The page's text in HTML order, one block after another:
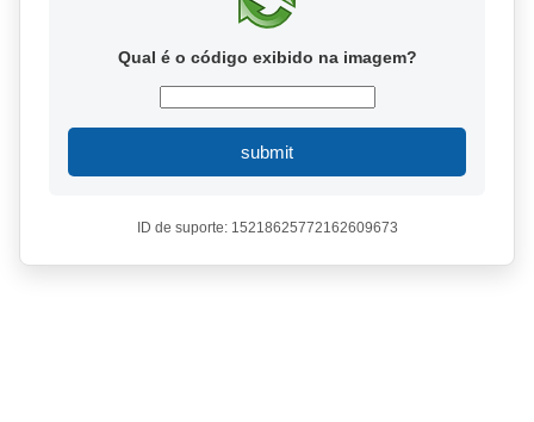
Qual é o código exibido na imagem?
submit
ID de suporte: 15218625772162609673